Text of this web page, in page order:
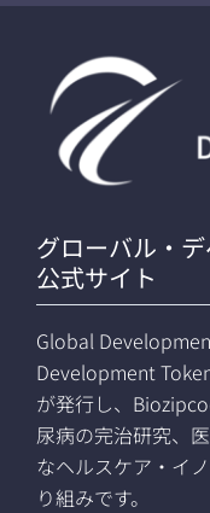
グローバル・
公式サイト
Global
Development
が発行し、
尿病の完治研究、
なヘルスケア・イ
り組みです。